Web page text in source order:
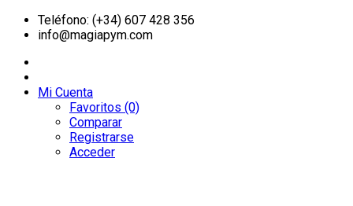
Teléfono: (+34) 607 428 356
info@magiapym.com
Mi Cuenta
Favoritos (0)
Comparar
Registrarse
Acceder